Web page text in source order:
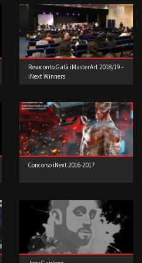
Resoconto Galà iMasterArt 2018/19 –
iNext Winners
Concorso iNext 2016-2017